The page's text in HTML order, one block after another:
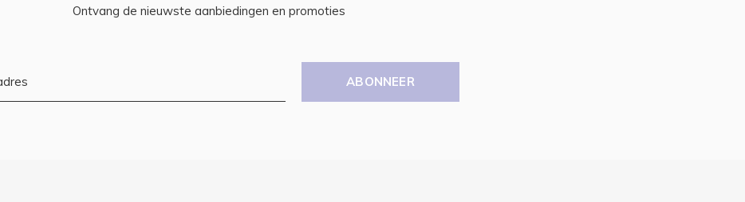
Ontvang de nieuwste aanbiedingen en promoties
ABONNEER